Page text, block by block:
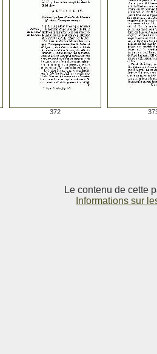
372
Le contenu de cette
Informations sur